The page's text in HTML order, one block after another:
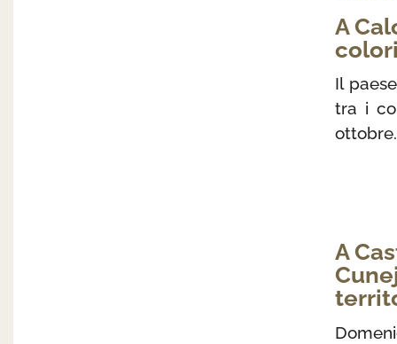
A
Il
tra i
ottobre.
A